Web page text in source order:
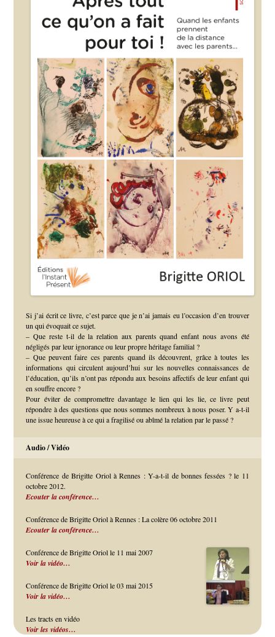
Si j’ai écrit ce livre, c’est parce que je n’ai jamais eu l’occasion d’en trouver
un qui évoquait ce sujet.
– Que reste t-il de la relation aux parents quand enfant nous avons été
négligés par leur ignorance ou leur propre héritage familial ?
– Que peuvent faire ces parents quand ils découvrent, grâce à toutes les
informations qui circulent aujourd’hui sur les nouvelles connaissances de
l’éducation, qu’ils n’ont pas répondu aux besoins affectifs de leur enfant qui
en souffre encore ?
Pour éviter de compromettre davantage le lien qui les lie, ce livre peut
répondre à des questions que nous sommes nombreux à nous poser. Y a-t-il
une issue heureuse à ce qui a fragilisé ou abîmé la relation par le passé ?
Audio / Vidéo
Conférence de Brigitte Oriol à Rennes : Y-a-t-il de bonnes fessées ? le 11
octobre 2012.
Ecouter la conférence…
Conférence de Brigitte Oriol à Rennes : La colère 06 octobre 2011
Ecouter la conférence…
Conférence de Brigitte Oriol le 11 mai 2007
Voir la vidéo…
Conférence de Brigitte Oriol le 03 mai 2015
Voir la vidéo…
Les tracts en vidéo
Voir les vidéos…